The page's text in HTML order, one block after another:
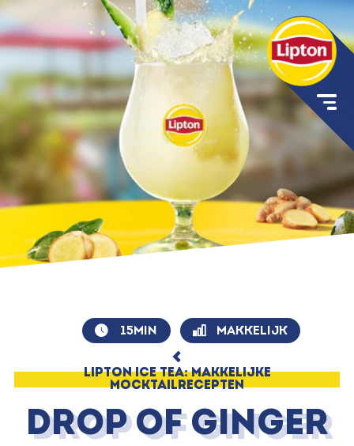
15MIN MAKKELIJK
LIPTON ICE TEA: MAKKELIJKE
MOCKTAILRECEPTEN
Drop of ginger